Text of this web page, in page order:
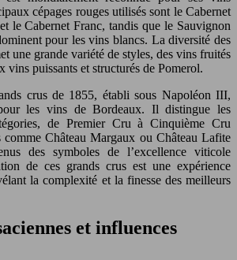
cépages rouges utilisés sont le Cabernet
le Cabernet Franc, tandis que le Sauvignon
pour les vins blancs. La diversité des
une grande variété de styles, des vins fruités
vins puissants et structurés de Pomerol.
crus de 1855, établi sous Napoléon III,
les vins de Bordeaux. Il distingue les
de Premier Cru à Cinquième Cru
comme Château Margaux ou Château Lafite
des symboles de l’excellence viticole
de ces grands crus est une expérience
la complexité et la finesse des meilleurs
et influences